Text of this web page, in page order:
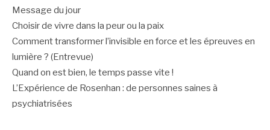
Message du jour
Choisir de vivre dans la peur ou la paix
Comment transformer l’invisible en force et les épreuves en
lumière ? (Entrevue)
Quand on est bien, le temps passe vite !
L’Expérience de Rosenhan : de personnes saines à
psychiatrisées